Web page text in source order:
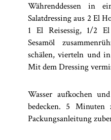
Währenddessen in
Salatdressing aus 2 El
1 El Reisessig, 1/2
Sesamöl
schälen, vierteln und
Mit dem Dressing
Wasser aufkochen
bedecken. 5 Minuten
Packungsanleitung